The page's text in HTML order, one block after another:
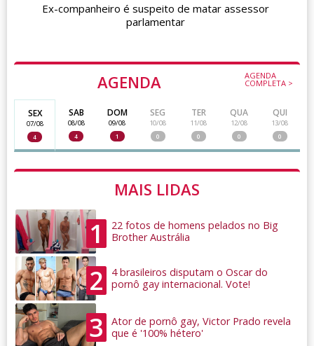
AGENDA AGENDA
COMPLETA >
SEX
07/08
4
SAB
08/08
4
DOM
09/08
1
SEG
10/08
0
TER
11/08
0
QUA
12/08
0
QUI
13/08
0
MAIS LIDAS
1
22 fotos de homens pelados no Big
Brother Austrália
2
4 brasileiros disputam o Oscar do
pornô gay internacional. Vote!
3
Ator de pornô gay, Victor Prado revela
que é '100% hétero'
Ex-companheiro é suspeito de matar assessor
parlamentar